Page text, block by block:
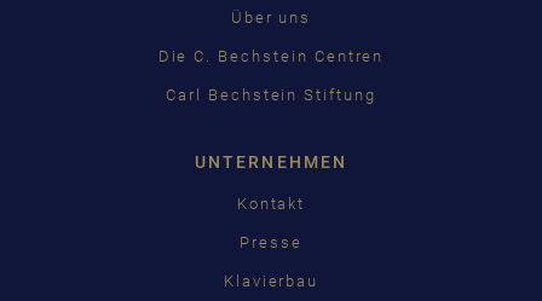
Über uns
Die C. Bechstein Centren
Carl Bechstein Stiftung
UNTERNEHMEN
Kontakt
Presse
Klavierbau